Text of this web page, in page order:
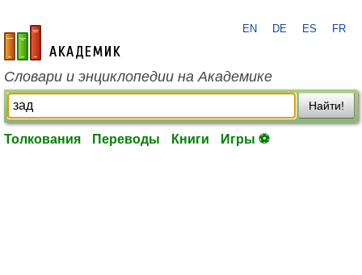
academic.ru
EN DE ES FR
Словари и энциклопедии на Академике
Найти!
Толкования Переводы Книги Игры ⚽